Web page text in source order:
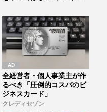
全経営者・個人事業主が作
るべき「圧倒的コスパのビ
ジネスカード」
クレディセゾン